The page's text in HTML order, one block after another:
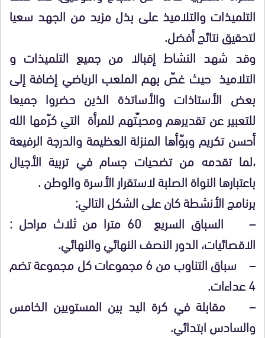
التلميذات والتلاميذ على بذل مزيد من الجهد سعيا
لتحقيق نتائج أفضل.
وقد شهد النشاط إقبالا من جميع التلميذات و
التلاميذ حيث غصّ بهم الملعب الرياضي إضافة إلى
بعض الأستاذات والأساتذة الذين حضروا جميعا
للتعبير عن تقديرهم ومحبـّتهم للمرأة التي كرّمها الله
أحسن تكريم وبوّأها المنزلة العظيمة والدرجة الرفيعة
،لما تقدمه من تضحيات جسام في تربية الأجيال
باعتبارها النواة الصلبة لاستقرار الأسرة والوطن .
برنامج الأنشطة كان على الشكل التالي:
– السباق السريع 60 مترا من ثلاث مراحل :
الاقصائيات، الدور النصف النهائي والنهائي.
– سباق التناوب من 6 مجموعات كل مجموعة تضم
4 عداءات.
– مقابلة في كرة اليد بين المستويين الخامس
والسادس ابتدائي.